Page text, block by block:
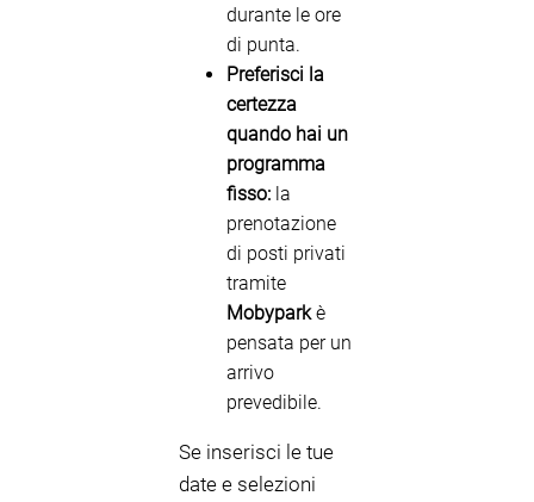
durante le ore
di punta.
Preferisci la
certezza
quando hai un
programma
fisso: la
prenotazione
di posti privati
tramite
Mobyparkè
pensata per un
arrivo
prevedibile.
Se inserisci le tue
date e selezioni